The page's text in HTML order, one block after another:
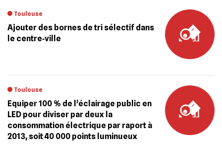
Toulouse
Ajouter des bornes de tri sélectif dans
le centre‐ville
Toulouse
Equiper 100 % de l’éclairage public en
LED pour diviser par deux la
consommation électrique par raport à
2013, soit 40 000 points luminueux